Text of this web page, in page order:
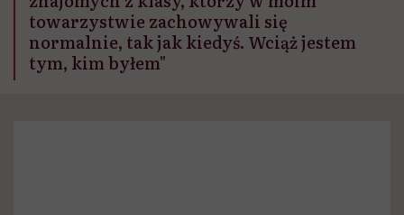
towarzystwie zachowywali się
normalnie, tak jak kiedyś. Wciąż jestem
tym, kim byłem"